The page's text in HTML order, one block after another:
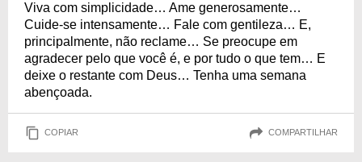
Viva com simplicidade… Ame generosamente…
Cuide-se intensamente… Fale com gentileza… E,
principalmente, não reclame… Se preocupe em
agradecer pelo que você é, e por tudo o que tem… E
deixe o restante com Deus… Tenha uma semana
abençoada.
COPIAR COMPARTILHAR